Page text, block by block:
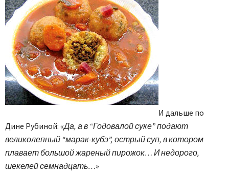
И дальше по
Дине Рубиной: «Да, а в “Годовалой суке” подают
великолепный “марак-кубэ”, острый суп, в котором
плавает большой жареный пирожок… И недорого,
шекелей семнадцать…»